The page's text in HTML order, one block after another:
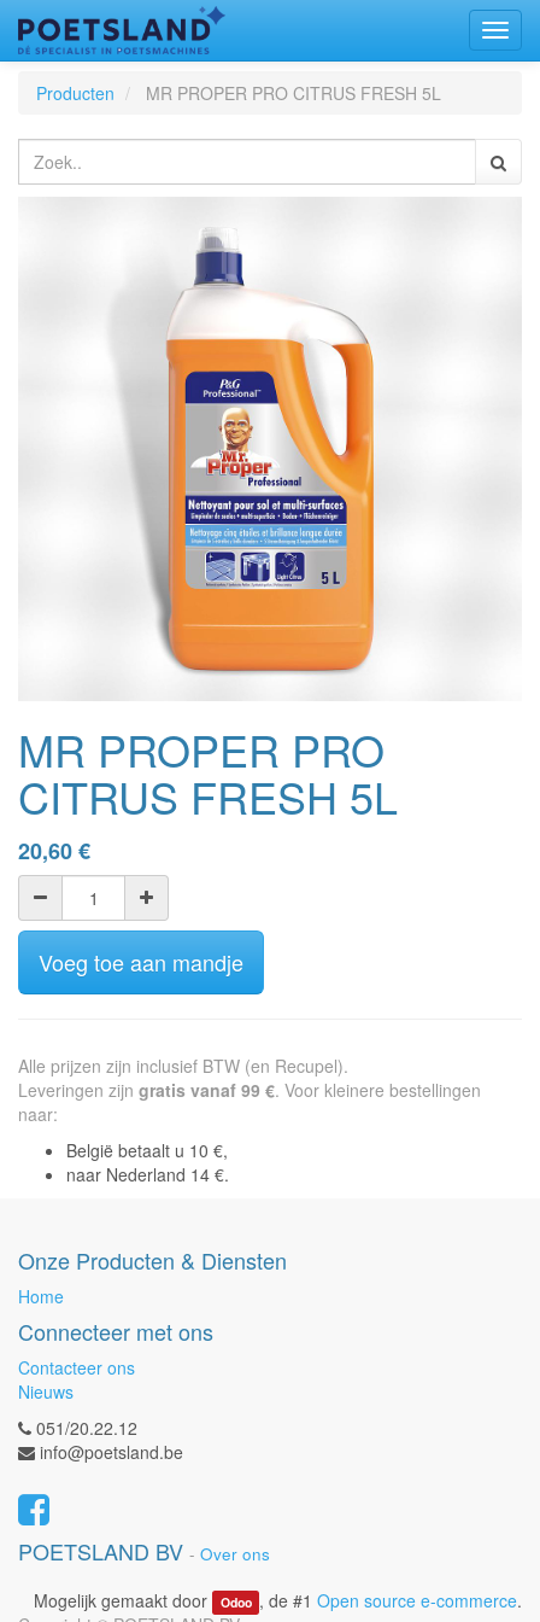
Producten
MR PROPER PRO CITRUS FRESH 5L
MR PROPER PRO
CITRUS FRESH 5L
20,60€
Voeg toe aan mandje
Alle prijzen zijn inclusief BTW (en Recupel).
Leveringen zijn gratis vanaf 99 €. Voor kleinere bestellingen
naar:
België betaalt u 10 €,
naar Nederland 14 €.
Onze Producten & Diensten
Home
Connecteer met ons
Contacteer ons
Nieuws
051/20.22.12
info@poetsland.be
POETSLAND BV - Over ons
Mogelijk gemaakt door Odoo , de #1 Open source e-commerce.